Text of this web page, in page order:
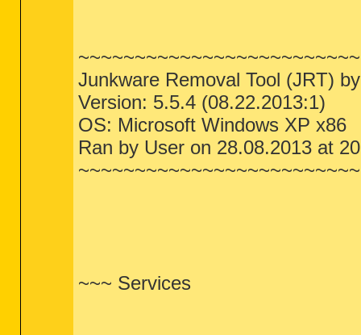
Junkware Removal Tool (JRT)
Version: 5.5.4 (08.22.2013:1)
OS: Microsoft Windows XP x86
Ran by User on 28.08.2013 at
~~~ Services